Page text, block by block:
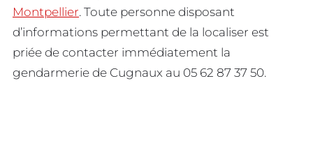
Montpellier. Toute personne disposant
d’informations permettant de la localiser est
priée de contacter immédiatement la
gendarmerie de Cugnaux au 05 62 87 37 50.